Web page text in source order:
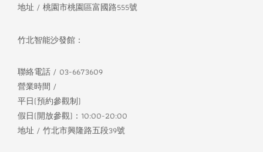
地址 / 桃園市桃園區富國路555號
竹北智能沙發館：
聯絡電話 / 03-6673609
營業時間 /
平日(預約參觀制)
假日(開放參觀)：10:00-20:00
地址 / 竹北市興隆路五段39號